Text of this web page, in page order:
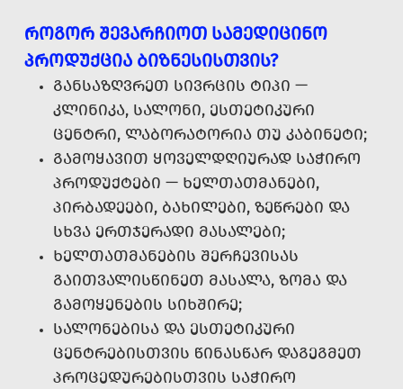
ᲠᲝᲒᲝᲠ ᲨᲔᲕᲐᲠᲩᲘᲝᲗ ᲡᲐᲛᲔᲓᲘᲪᲘᲜᲝ
ᲞᲠᲝᲓᲣᲥᲪᲘᲐ ᲑᲘᲖᲜᲔᲡᲘᲡᲗᲕᲘᲡ?
ᲒᲐᲜᲡᲐᲖᲦᲕᲠᲔᲗ ᲡᲘᲕᲠᲪᲘᲡ ᲢᲘᲞᲘ —
ᲙᲚᲘᲜᲘᲙᲐ, ᲡᲐᲚᲝᲜᲘ, ᲔᲡᲗᲔᲢᲘᲙᲣᲠᲘ
ᲪᲔᲜᲢᲠᲘ, ᲚᲐᲑᲝᲠᲐᲢᲝᲠᲘᲐ ᲗᲣ ᲙᲐᲑᲘᲜᲔᲢᲘ;
ᲒᲐᲛᲝᲧᲐᲕᲘᲗ ᲧᲝᲕᲔᲚᲓᲦᲘᲣᲠᲐᲓ ᲡᲐᲭᲘᲠᲝ
ᲞᲠᲝᲓᲣᲥᲢᲔᲑᲘ — ᲮᲔᲚᲗᲐᲗᲛᲐᲜᲔᲑᲘ,
ᲞᲘᲠᲑᲐᲓᲔᲔᲑᲘ, ᲑᲐᲮᲘᲚᲔᲑᲘ, ᲖᲔᲬᲠᲔᲑᲘ ᲓᲐ
ᲡᲮᲕᲐ ᲔᲠᲗᲯᲔᲠᲐᲓᲘ ᲛᲐᲡᲐᲚᲔᲑᲘ;
ᲮᲔᲚᲗᲐᲗᲛᲐᲜᲔᲑᲘᲡ ᲨᲔᲠᲩᲔᲕᲘᲡᲐᲡ
ᲒᲐᲘᲗᲕᲐᲚᲘᲡᲬᲘᲜᲔᲗ ᲛᲐᲡᲐᲚᲐ, ᲖᲝᲛᲐ ᲓᲐ
ᲒᲐᲛᲝᲧᲔᲜᲔᲑᲘᲡ ᲡᲘᲮᲨᲘᲠᲔ;
ᲡᲐᲚᲝᲜᲔᲑᲘᲡᲐ ᲓᲐ ᲔᲡᲗᲔᲢᲘᲙᲣᲠᲘ
ᲪᲔᲜᲢᲠᲔᲑᲘᲡᲗᲕᲘᲡ ᲬᲘᲜᲐᲡᲬᲐᲠ ᲓᲐᲒᲔᲒᲛᲔᲗ
ᲞᲠᲝᲪᲔᲓᲣᲠᲔᲑᲘᲡᲗᲕᲘᲡ ᲡᲐᲭᲘᲠᲝ